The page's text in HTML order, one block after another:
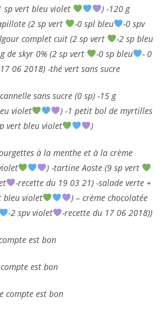
sp vert bleu violet
) -120 g
(2 sp vert
-0 spl bleu
-0 spv
complet cuit (2 sp vert
-2 sp bleu
de skyr 0% (2 sp vert -0 sp bleu
- 0
06 2018) -thé vert sans sucre
sans sucre (0 sp) -15 g
violet
) -1 petit bol de myrtilles
vert bleu violet
)
à la menthe et à la crème
) -tartine Aoste (9 sp vert
-recette du 19 03 21) -salade verte +
bleu violet
) – crème chocolatée
-2 spv violet -recette du 17 06 2018))
est bon
est bon
compte est bon